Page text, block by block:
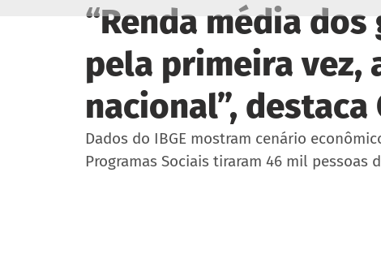
“Renda média
pela primeira vez,
nacional”, destaca
Dados do IBGE mostram cenário
Programas Sociais tiraram 46 mil pessoas